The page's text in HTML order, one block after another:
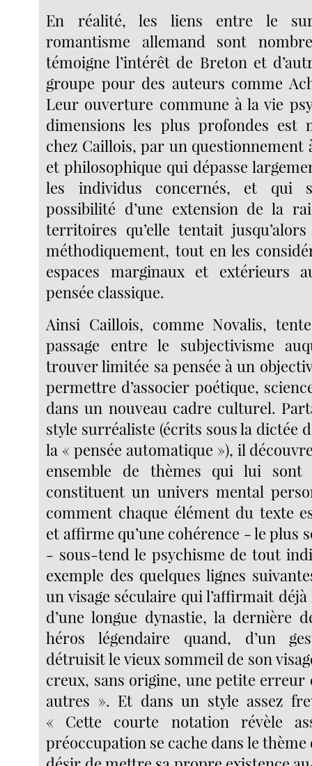
En réalité, les liens entre le
romantisme allemand sont
témoigne l’intérêt de Breton et
groupe pour des auteurs comme
Leur ouverture commune à la vie
dimensions les plus profondes est
chez Caillois, par un questionnement
et philosophique qui dépasse
les individus concernés, et qui
possibilité d’une extension de la
territoires qu’elle tentait
méthodiquement, tout en les
espaces marginaux et extérieurs
pensée classique.
Ainsi Caillois, comme Novalis,
passage entre le subjectivisme
trouver limitée sa pensée à un
permettre d’associer poétique,
dans un nouveau cadre culturel.
style surréaliste (écrits sous la dictée
la « pensée automatique »), il
ensemble de thèmes qui lui
constituent un univers mental
comment chaque élément du texte
et affirme qu’une cohérence - le plus
- sous-tend le psychisme de tout
exemple des quelques lignes
un visage séculaire qui l’affirmait
d’une longue dynastie, la dernière
héros légendaire quand, d’un
détruisit le vieux sommeil de son
creux, sans origine, une petite erreur
autres ». Et dans un style assez
« Cette courte notation révèle
préoccupation se cache dans le thème